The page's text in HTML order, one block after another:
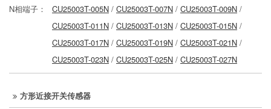
N相端子： CU25003T-005N / CU25003T-007N / CU25003T-009N /
CU25003T-011N / CU25003T-013N / CU25003T-015N /
CU25003T-017N / CU25003T-019N / CU25003T-021N /
CU25003T-023N / CU25003T-025N / CU25003T-027N
方形近接开关传感器